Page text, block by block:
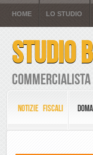
HOME LO STUDIO
STUDIO
NOTIZIE FISCALI